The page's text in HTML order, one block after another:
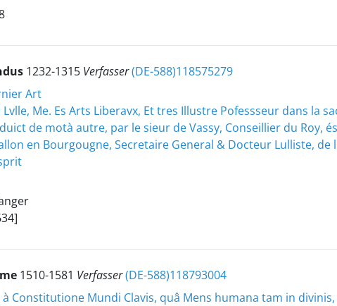
1232-1315 Verfasser(DE-588)118575279
Art
Me. Es Arts Liberavx, Et tres Illustre Pofessseur dans la
de motà autre, par le sieur de Vassy, Conseillier du Roy,
en Bourgougne, Secretaire General & Docteur Lulliste, de
1510-1581 Verfasser(DE-588)118793004
Constitutione Mundi Clavis, quâ Mens humana tam in